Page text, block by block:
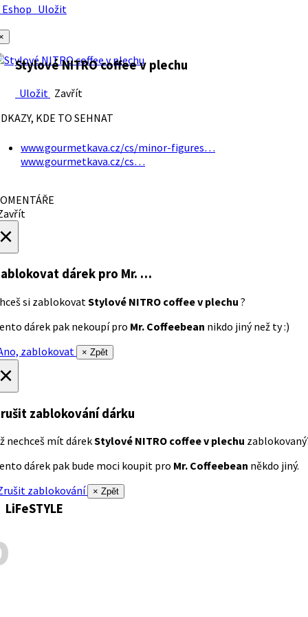
Uložit
Stylové NITRO coffee v plechu
Uložit Zavřít
KDE TO SEHNAT
www.gourmetkava.cz/cs/minor-figures…
www.gourmetkava.cz/cs…
dárek pro Mr. …
si zablokovat Stylové NITRO coffee v plechu ?
dárek pak nekoupí pro Mr. Coffeebean nikdo jiný než ty :)
zablokovat
× Zpět
zablokování dárku
nechceš mít dárekStylové NITRO coffee v plechu
dárek pak bude moci koupit pro Mr. Coffeebean někdo jiný.
zablokování
× Zpět
LiFeSTYLE